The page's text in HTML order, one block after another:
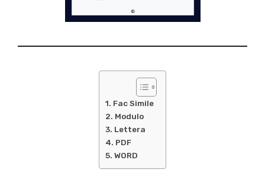
Fac Simile
Modulo
Lettera
PDF
WORD